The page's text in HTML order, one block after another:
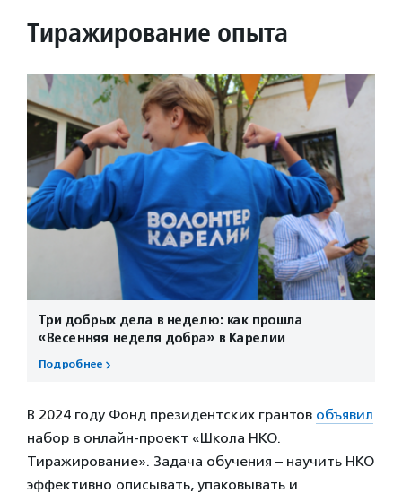
Тиражирование опыта
Три добрых дела в неделю: как прошла
«Весенняя неделя добра» в Карелии
Подробнее
В 2024 году Фонд президентских грантов объявил
набор в онлайн-проект «Школа НКО.
Тиражирование». Задача обучения – научить НКО
эффективно описывать, упаковывать и